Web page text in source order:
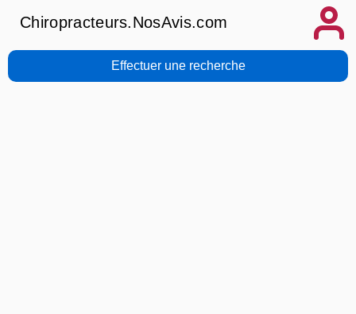
Chiropracteurs.NosAvis.com
Effectuer une recherche